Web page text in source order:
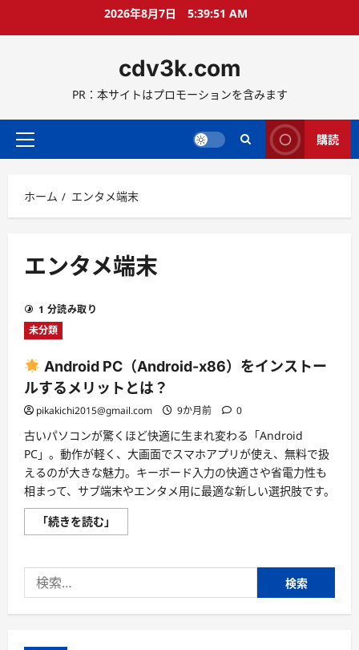
ス
ッ
2026年8月7日 5:39:52 AM
cdv3k.com
PR：本サイトはプロモーションを含みます
メ
メ
ニ
ー
購読
ホーム エンタメ端末
エンタメ端末
1 分読み取り
未分類
Android PC（Android-x86）をインストー
ルするメリットとは？
pikakichi2015@gmail.com 9か月前 0
古いパソコンが驚くほど快適に生まれ変わる「Android
PC」。動作が軽く、大画面でスマホアプリが使え、無料で扱
えるのが大きな魅力。キーボード入力の快適さや省電力性も
相まって、サブ端末やエンタメ用に最適な新しい選択肢です。
「続きを読む」
Android
を
ス
ト
索: